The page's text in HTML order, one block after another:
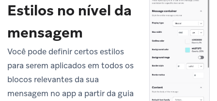
Estilos no nível da
mensagem
Você pode definir certos estilos
para serem aplicados em todos os
blocos relevantes da sua
mensagem no app a partir da guia